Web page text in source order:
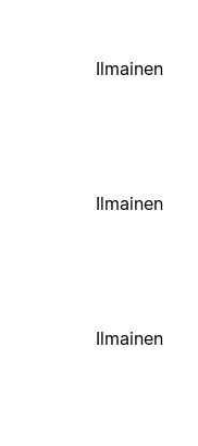
Ilmainen
Ilmainen
Ilmainen